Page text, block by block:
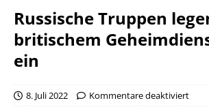
Russische Truppen
britischem
ein
8. Juli 2022 Kommentare deaktiviert